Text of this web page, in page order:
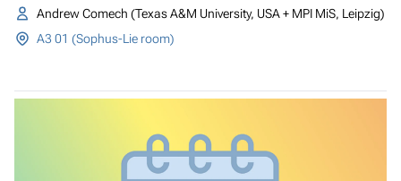
Andrew Comech (Texas A&M University, USA + MPI MiS, Leipzig)
A3 01 (Sophus-Lie room)